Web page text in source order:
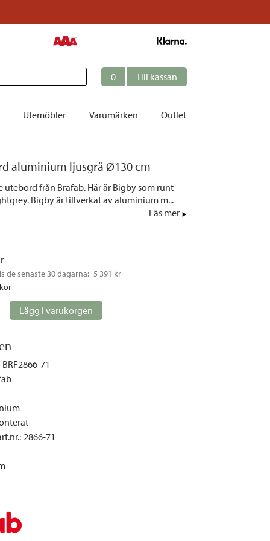
0 Till kassan
Utemöbler
och tält
Varumärken Outlet
aluminium ljusgrå Ø130 cm
utebord från Brafab. Här är Bigby som runt
Bigby är tillverkat av aluminium m...
Läs mer
de senaste 30 dagarna: 5 391 kr
Lägg i varukorgen
BRF2866-71
: 2866-71